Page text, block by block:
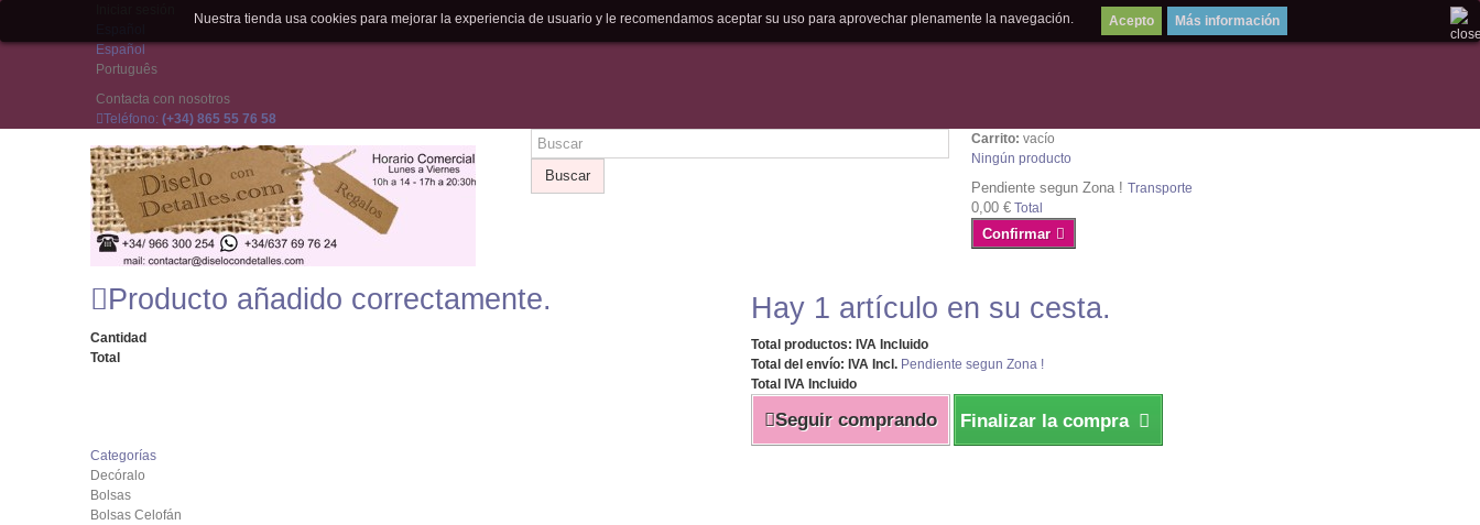
Español
Português
Contacta con nosotros
Teléfono: (+34) 865 55 76 58
Buscar
Carrito: vacío
Ningún producto
Pendiente segun Zona !Transporte
0,00 € Total
Confirmar
Producto añadido correctamente.
Cantidad
Total
Hay 1 artículo en su cesta.
Total productos: IVA Incluido
Total del envío: IVA Incl. Pendiente segun Zona !
Total IVA Incluido
Seguir comprando Finalizar la compra
Categorías
Decóralo
Bolsas
Bolsas Celofán
Nuestra tienda usa cookies para mejorar la experiencia de usuario y le recomendamos aceptar su uso para aprovechar plenamente la navegación. Más información